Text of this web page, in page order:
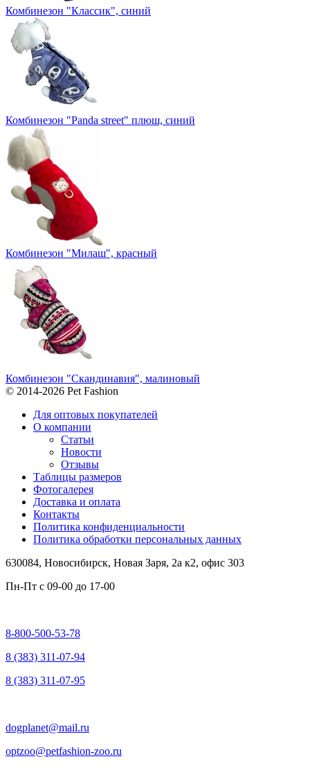
Комбинезон "Классик", синий
Комбинезон "Panda street" плюш, синий
Комбинезон "Милаш", красный
Комбинезон "Скандинавия", малиновый
© 2014-2026 Pet Fashion
Для оптовых покупателей
О компании
Статьи
Новости
Отзывы
Таблицы размеров
Фотогалерея
Доставка и оплата
Контакты
Политика конфиденциальности
Политика обработки персональных данных
630084, Новосибирск, Новая Заря, 2а к2, офис 303
Пн-Пт c 09-00 до 17-00
8-800-500-53-78
8 (383) 311-07-94
8 (383) 311-07-95
dogplanet@mail.ru
optzoo@petfashion-zoo.ru